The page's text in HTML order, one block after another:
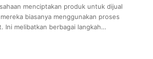
menciptakan produk untuk dijual
biasanya menggunakan proses
Ini melibatkan berbagai langkah…